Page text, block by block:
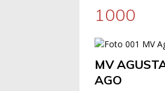
1000
MV
AGO